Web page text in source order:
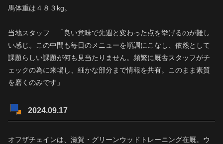
馬体重は４８３kg。
当地スタッフ 「良い意味で先週と変わった点を挙げるのが難し
い感じ。この中間も毎日のメニューを順調にこなし、依然として
課題らしい課題が何も見当たりません。頻繁に厩舎スタッフがチ
ェックの為に来場し、細かな部分まで情報を共有。このまま素質
を磨くのみです」
2024.09.17
オフザチェインは、滋賀・グリーンウッドトレーニング在厩。ウ